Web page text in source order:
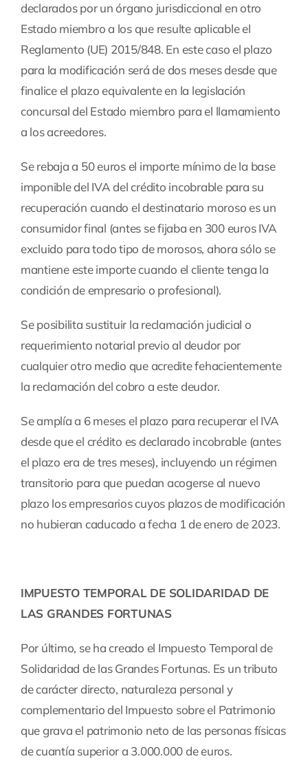
declarados por un órgano jurisdiccional en otro
Estado miembro a los que resulte aplicable el
Reglamento (UE) 2015/848. En este caso el plazo
para la modificación será de dos meses desde que
finalice el plazo equivalente en la legislación
concursal del Estado miembro para el llamamiento
a los acreedores.
Se rebaja a 50 euros el importe mínimo de la base
imponible del IVA del crédito incobrable para su
recuperación cuando el destinatario moroso es un
consumidor final (antes se fijaba en 300 euros IVA
excluido para todo tipo de morosos, ahora sólo se
mantiene este importe cuando el cliente tenga la
condición de empresario o profesional).
Se posibilita sustituir la reclamación judicial o
requerimiento notarial previo al deudor por
cualquier otro medio que acredite fehacientemente
la reclamación del cobro a este deudor.
Se amplía a 6 meses el plazo para recuperar el IVA
desde que el crédito es declarado incobrable (antes
el plazo era de tres meses), incluyendo un régimen
transitorio para que puedan acogerse al nuevo
plazo los empresarios cuyos plazos de modificación
no hubieran caducado a fecha 1 de enero de 2023.
IMPUESTO TEMPORAL DE SOLIDARIDAD DE
LAS GRANDES FORTUNAS
Por último, se ha creado el Impuesto Temporal de
Solidaridad de las Grandes Fortunas. Es un tributo
de carácter directo, naturaleza personal y
complementario del Impuesto sobre el Patrimonio
que grava el patrimonio neto de las personas físicas
de cuantía superior a 3.000.000 de euros.